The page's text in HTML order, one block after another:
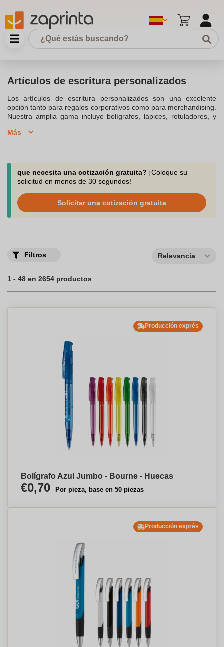
Artículos de escritura personalizados
Los artículos de escritura personalizados son una excelente
opción tanto para regalos corporativos como para merchandising.
Nuestra amplia gama incluye bolígrafos, lápices, rotuladores, y
mediante técnicas como serigrafía o grabado láser. Estos
escritura y estuches personalizados, ideales para obsequios más
sofisticados. Además, muchos de nuestros materiales de
escritura, como los lápices de colores y los bolígrafos reciclados,
medio ambiente. Explora nuestro catálogo de artículos de
escritura y encuentra la opción perfecta para tu próxima campaña
de marketing o evento. ¡Haz tu pedido hoy y dale a tu marca la
Más
que necesita una cotización gratuita? ¡Coloque su
solicitud en menos de 30 segundos!
Solicitar una cotización gratuita
Filtros Relevancia
1 - 48 en 2654 productos
Producción exprés
Bolígrafo Azul Jumbo - Bourne - Huecas
€0,70 Por pieza, base en 50 piezas
Producción exprés